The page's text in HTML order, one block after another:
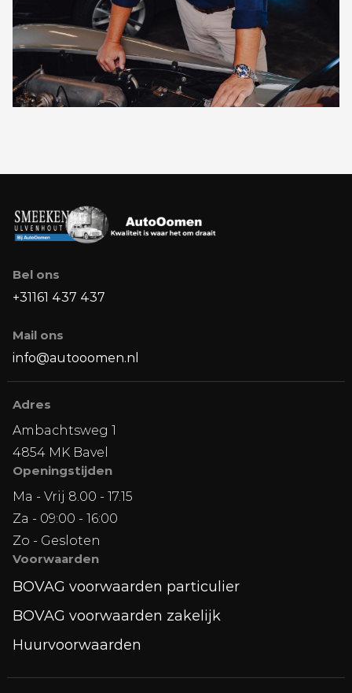
Bel ons
+31161 437 437
Mail ons
info@autooomen.nl
Adres
Ambachtsweg 1
4854 MK Bavel
Openingstijden
Ma - Vrij 8.00 - 17.15
Za - 09:00 - 16:00
Zo - Gesloten
Voorwaarden
BOVAG voorwaarden particulier
BOVAG voorwaarden zakelijk
Huurvoorwaarden